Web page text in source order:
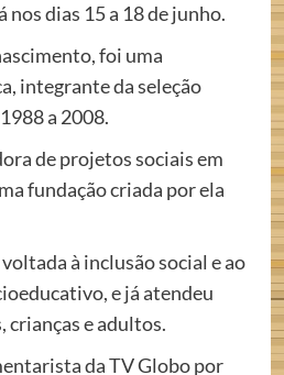
dias 15 a 18 de junho.
foi uma
integrante da seleção
a 2008.
de projetos sociais em
fundação criada por ela
à inclusão social e ao
e já atendeu
crianças e adultos.
da TV Globo por